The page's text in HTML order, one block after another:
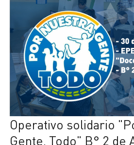
Operativo solidario "Por Nuestra
Gente, Todo" B° 2 de